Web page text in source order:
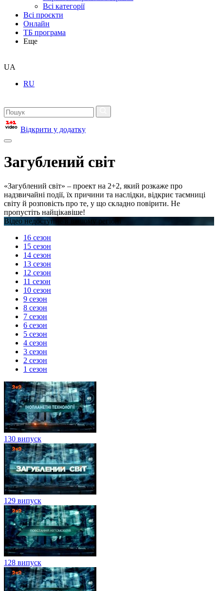
Всі категорії
Всі проєкти
Онлайн
ТБ програма
Еще
UA
RU
Відкрити у додатку
Загублений світ
«Загублений світ» – проект на 2+2, який розкаже про
надзвичайні події, їх причини та наслідки, відкриє таємниці
світу й розповість про те, у що складно повірити. Не
пропустіть найцікавіше!
Відео недоступне в вашому регіоні
16 сезон
15 сезон
14 сезон
13 сезон
12 сезон
11 сезон
10 сезон
9 сезон
8 сезон
7 сезон
6 сезон
5 сезон
4 сезон
3 сезон
2 сезон
1 сезон
130 випуск
129 випуск
128 випуск